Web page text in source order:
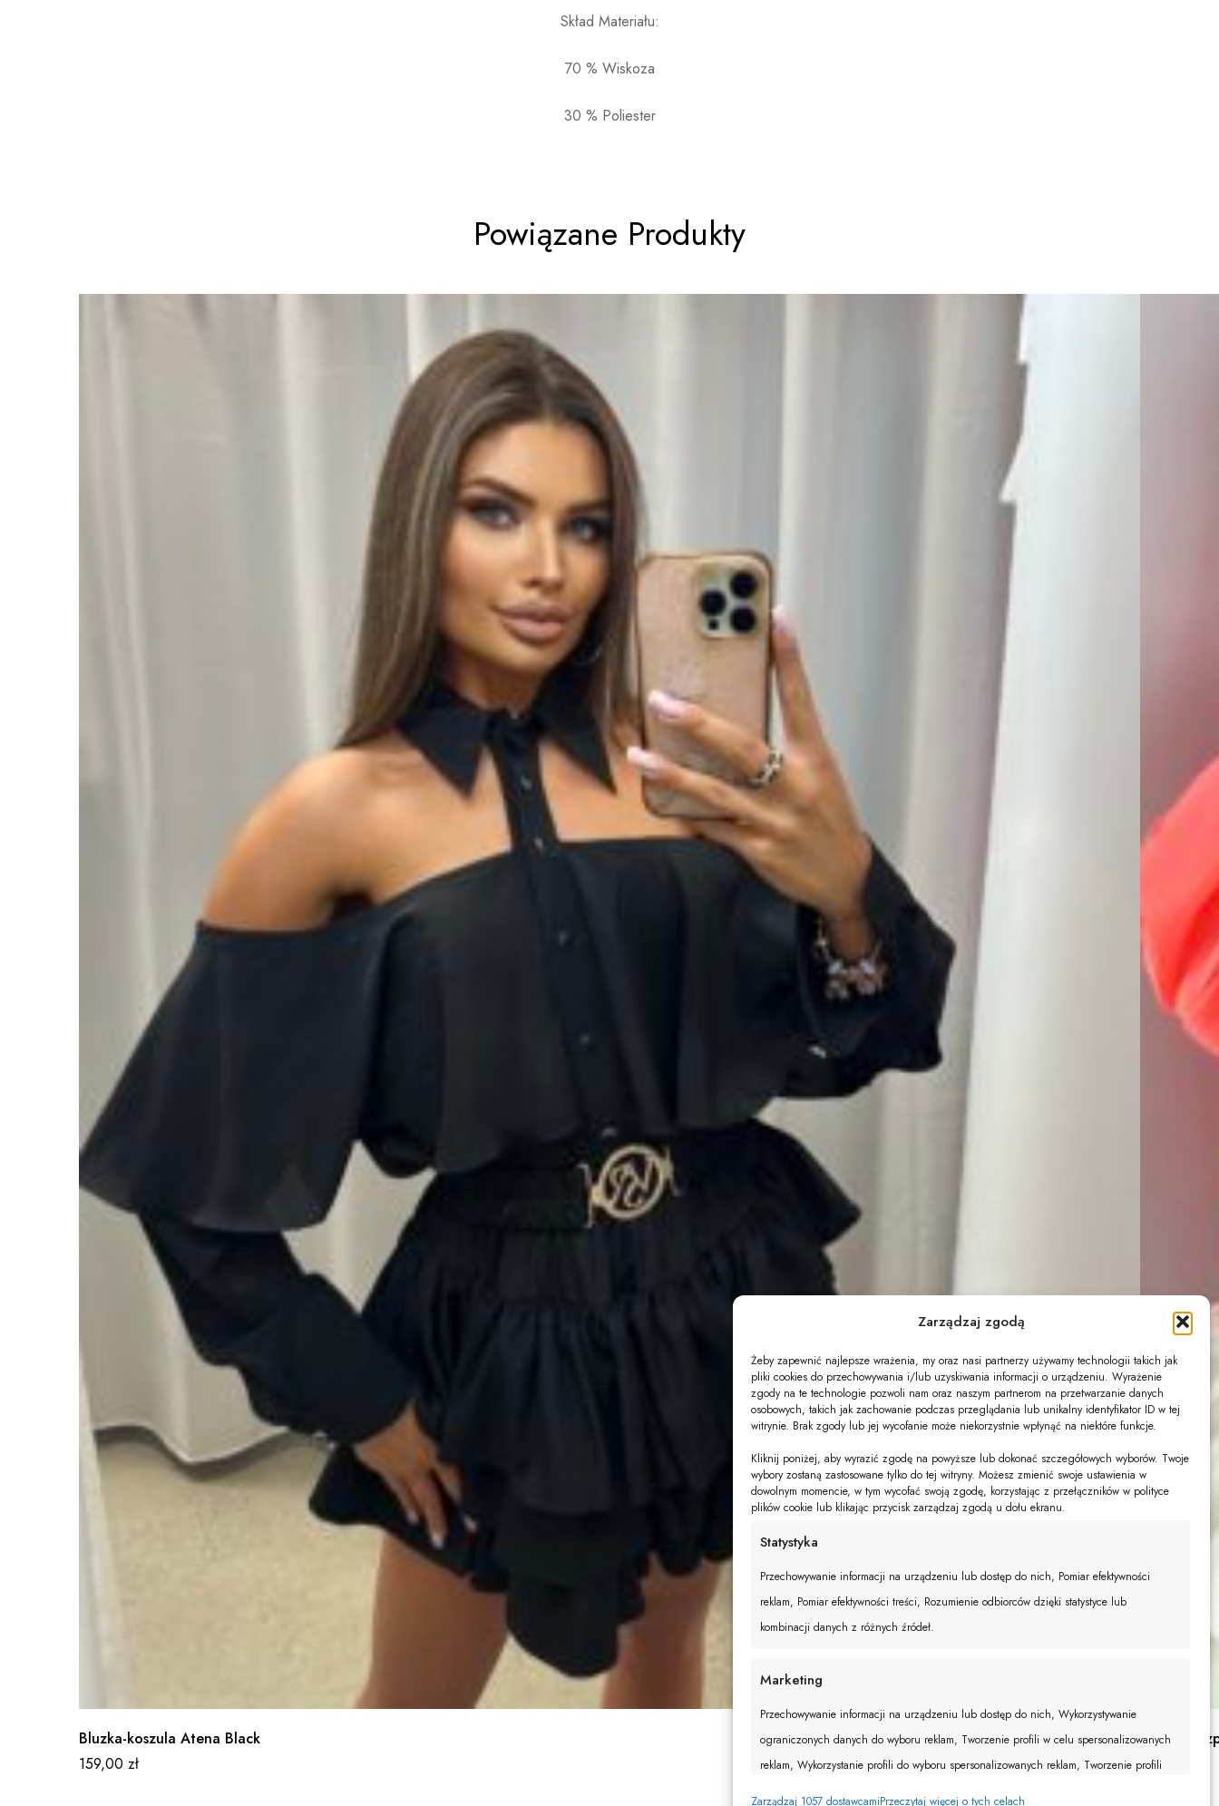
Zarządzaj zgodą
Żeby zapewnić najlepsze wrażenia, my oraz nasi partnerzy używamy technologii takich jak
pliki cookies do przechowywania i/lub uzyskiwania informacji o urządzeniu. Wyrażenie
zgody na te technologie pozwoli nam oraz naszym partnerom na przetwarzanie danych
osobowych, takich jak zachowanie podczas przeglądania lub unikalny identyfikator ID w tej
witrynie. Brak zgody lub jej wycofanie może niekorzystnie wpłynąć na niektóre funkcje.
Kliknij poniżej, aby wyrazić zgodę na powyższe lub dokonać szczegółowych wyborów. Twoje
wybory zostaną zastosowane tylko do tej witryny. Możesz zmienić swoje ustawienia w
dowolnym momencie, w tym wycofać swoją zgodę, korzystając z przełączników w polityce
plików cookie lub klikając przycisk zarządzaj zgodą u dołu ekranu.
Statystyka
Przechowywanie informacji na urządzeniu lub dostęp do nich, Pomiar efektywności
reklam, Pomiar efektywności treści, Rozumienie odbiorców dzięki statystyce lub
kombinacji danych z różnych źródeł.
Marketing
Przechowywanie informacji na urządzeniu lub dostęp do nich, Wykorzystywanie
ograniczonych danych do wyboru reklam, Tworzenie profili w celu spersonalizowanych
reklam, Wykorzystanie profili do wyboru spersonalizowanych reklam, Tworzenie profili
Zarządzaj 1057 dostawcamiPrzeczytaj więcej o tych celach
Skład Materiału:
70 % Wiskoza
30 % Poliester
Powiązane Produkty
Bluzka-koszula Atena Black
159,00 zł
Bluzka
139,00